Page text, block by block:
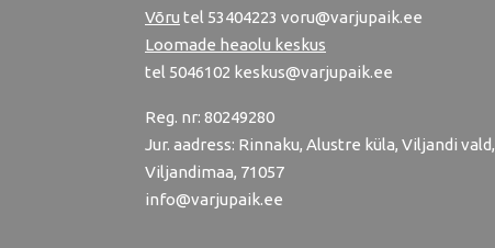
Võru tel 53404223 voru@varjupaik.ee
Loomade heaolu keskus
tel 5046102 keskus@varjupaik.ee
Reg. nr: 80249280
Jur. aadress: Rinnaku, Alustre küla, Viljandi vald,
Viljandimaa, 71057
info@varjupaik.ee